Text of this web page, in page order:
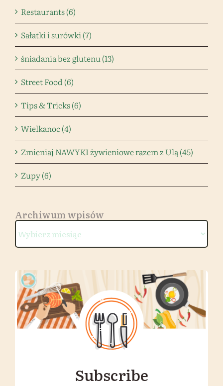
Restaurants (6)
Sałatki i surówki (7)
śniadania bez glutenu (13)
Street Food (6)
Tips & Tricks (6)
Wielkanoc (4)
Zmieniaj NAWYKI żywieniowe razem z Ulą (45)
Zupy (6)
Archiwum wpisów
Archiwum
wpisów
Subscribe